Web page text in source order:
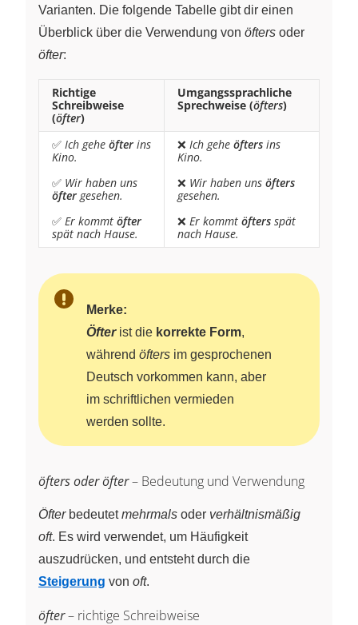
Varianten. Die folgende Tabelle gibt dir einen
Überblick über die Verwendung von öfters oder
öfter:
Richtige
Schreibweise
(öfter)
Umgangssprachliche
Sprechweise (öfters)
✅ Ich gehe öfter ins
Kino.
✅ Wir haben uns
öfter gesehen.
✅ Er kommt öfter
spät nach Hause.
❌ Ich gehe öfters ins
Kino.
❌ Wir haben uns öfters
gesehen.
❌ Er kommt öfters spät
nach Hause.
Merke:
Öfterist die korrekte Form,
während öfters im gesprochenen
Deutsch vorkommen kann, aber
im schriftlichen vermieden
werden sollte.
öfters oder öfter– Bedeutung und Verwendung
Öfterbedeutetmehrmals oder verhältnismäßig
oft. Es wird verwendet, um Häufigkeit
auszudrücken, und entsteht durch die
Steigerung von oft.
öfter– richtige Schreibweise